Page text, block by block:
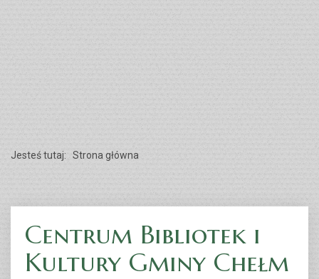
Jesteś tutaj: Strona główna
Centrum Bibliotek i
Kultury Gminy Chełm